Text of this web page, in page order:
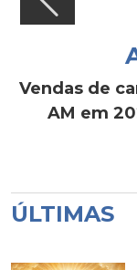
Vendas de
AM em
ÚLTIMAS